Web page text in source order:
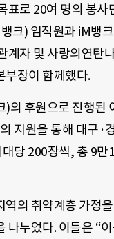
표로 20여 명의 봉사
크) 임직원과 iM뱅
계자 및 사랑의연탄
부장이 함께했다.
)의 후원으로 진행된
지원을 통해 대구·
당 200장씩, 총 9만
역의 취약계층 가정
나누었다. 이들은 “